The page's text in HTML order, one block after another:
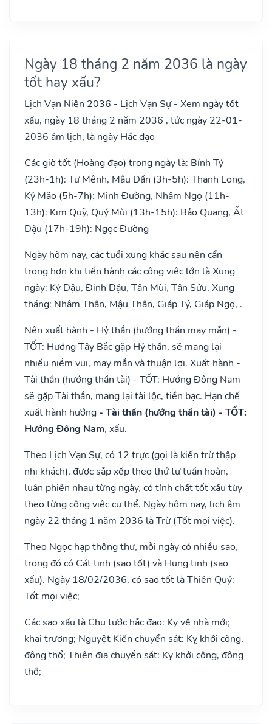
Ngày 18 tháng 2 năm 2036 là ngày
tốt hay xấu?
Lịch Vạn Niên 2036 - Lịch Vạn Sự - Xem ngày tốt
xấu, ngày 18 tháng 2 năm 2036 , tức ngày 22-01-
2036 âm lịch, là ngày Hắc đạo
Các giờ tốt (Hoàng đạo) trong ngày là: Bính Tý
(23h-1h): Tư Mệnh, Mậu Dần (3h-5h): Thanh Long,
Kỷ Mão (5h-7h): Minh Đường, Nhâm Ngọ (11h-
13h): Kim Quỹ, Quý Mùi (13h-15h): Bảo Quang, Ất
Dậu (17h-19h): Ngọc Đường
Ngày hôm nay, các tuổi xung khắc sau nên cẩn
trọng hơn khi tiến hành các công việc lớn là Xung
ngày: Kỷ Dậu, Đinh Dậu, Tân Mùi, Tân Sửu, Xung
tháng: Nhâm Thân, Mậu Thân, Giáp Tý, Giáp Ngọ, .
Nên xuất hành - Hỷ thần (hướng thần may mắn) -
TỐT: Hướng Tây Bắc gặp Hỷ thần, sẽ mang lại
nhiều niềm vui, may mắn và thuận lợi. Xuất hành -
Tài thần (hướng thần tài) - TỐT: Hướng Đông Nam
sẽ gặp Tài thần, mang lại tài lộc, tiền bạc. Hạn chế
xuất hành hướng - Tài thần (hướng thần tài) - TỐT:
Hướng Đông Nam, xấu.
Theo Lịch Vạn Sự, có 12 trực (gọi là kiến trừ thập
nhị khách), được sắp xếp theo thứ tự tuần hoàn,
luân phiên nhau từng ngày, có tính chất tốt xấu tùy
theo từng công việc cụ thể. Ngày hôm nay, lịch âm
ngày 22 tháng 1 năm 2036 là Trừ (Tốt mọi việc).
Theo Ngọc hạp thông thư, mỗi ngày có nhiều sao,
trong đó có Cát tinh (sao tốt) và Hung tinh (sao
xấu). Ngày 18/02/2036, có sao tốt là Thiên Quý:
Tốt mọi việc;
Các sao xấu là Chu tước hắc đạo: Kỵ về nhà mới;
khai trương; Nguyệt Kiến chuyển sát: Kỵ khởi công,
động thổ; Thiên địa chuyển sát: Kỵ khởi công, động
thổ;